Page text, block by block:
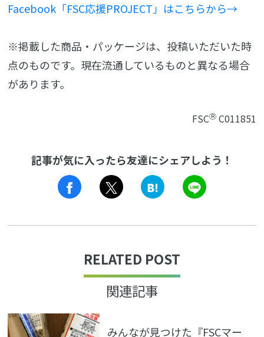
Facebook「FSC応援PROJECT」はこちらから→
※掲載した商品・パッケージは、投稿いただいた時
点のものです。現在流通しているものと異なる場合
があります。
FSCⓇC011851
記事が気に入ったら友達にシェアしよう！
RELATED POST
関連記事
みんなが見つけた『FSCマー